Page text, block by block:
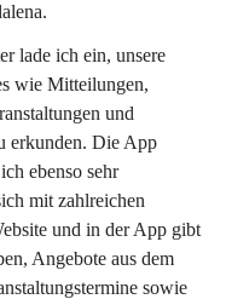
lade ich ein, unsere
wie Mitteilungen,
und
erkunden. Die App
ebenso sehr
mit zahlreichen
und in der App gibt
Angebote aus dem
sowie